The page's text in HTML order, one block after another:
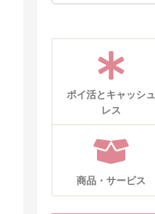
ポイ活とキャッシュ
レス
商品・サービス